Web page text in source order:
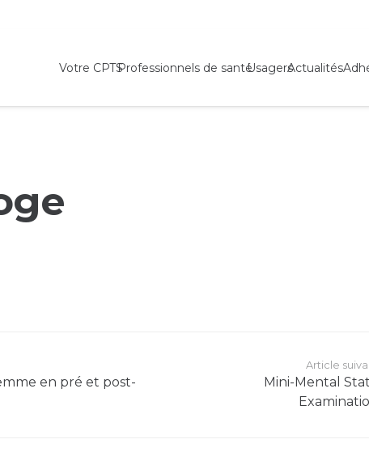
Votre CPTSProfessionnels de santéUsagersActualités
en pré et post-
Article
Mini-Mental